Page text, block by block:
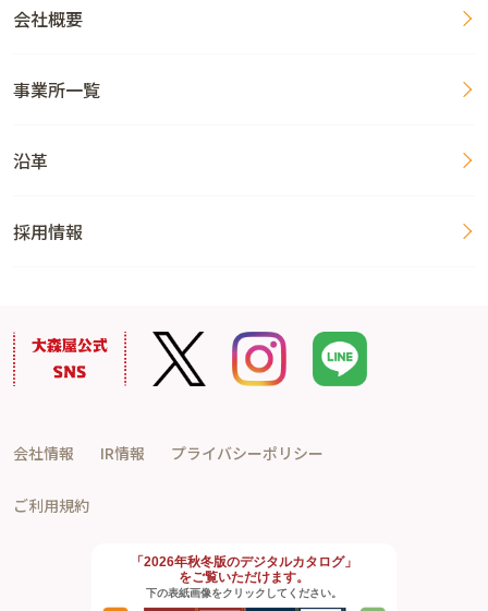
会社概要
事業所一覧
沿革
採用情報
会社情報 IR情報 プライバシーポリシー
ご利用規約
「2026年秋冬版のデジタルカタログ」
をご覧いただけます。
下の表紙画像をクリックしてください。